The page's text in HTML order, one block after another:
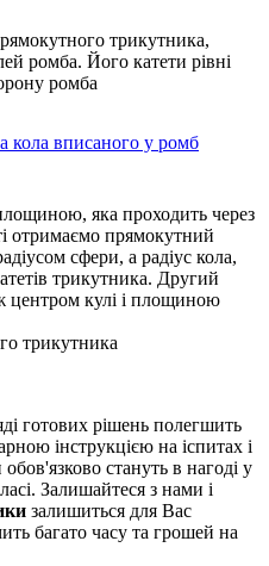
трикутника,
ромба. Його катети рівні
ромба
кола вписаного у ромб
яка проходить через
отримаємо прямокутний
сфери, а радіус кола,
трикутника. Другий
центром кулі і площиною
трикутника
готових рішень полегшить
інструкцією на іспитах і
стануть в нагоді у
Залишайтеся з нами і
залишиться для Вас
багато часу та грошей на